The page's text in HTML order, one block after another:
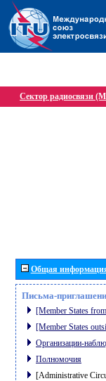
Сектор радиосвязи
Общая
Письма-
[Member States
[Member States
Организации-
Полномочия
[Administrative